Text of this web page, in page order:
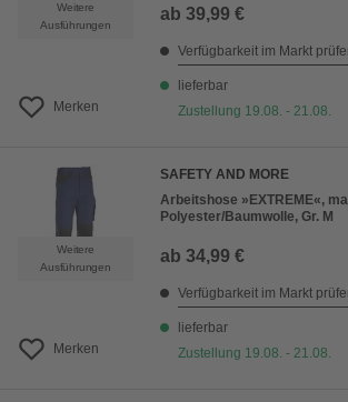
Weitere
Ausführungen
Merken
ab 39,99 €
Verfügbarkeit im Markt
lieferbar
Zustellung 19.08. - 21.08.
Weitere
Ausführungen
Merken
SAFETY AND MORE
Arbeitshose »EXTREME«,
Polyester/Baumwolle, Gr. M
ab 34,99 €
Verfügbarkeit im Markt
lieferbar
Zustellung 19.08. - 21.08.